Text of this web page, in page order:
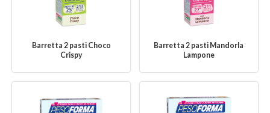
Barretta 2 pasti Choco
Crispy
Barretta 2 pasti Mandorla
Lampone